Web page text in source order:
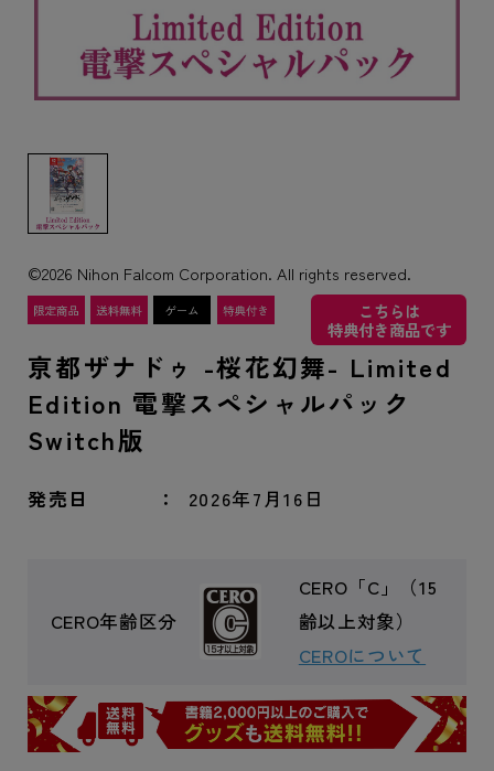
©2026 Nihon Falcom Corporation. All rights reserved.
こちらは
特典付き商品です
亰都ザナドゥ -桜花幻舞- Limited
Edition 電撃スペシャルパック
Switch版
発売日 2026年7月16日
CERO年齢区分
CERO「C」（15
齢以上対象）
CEROについて